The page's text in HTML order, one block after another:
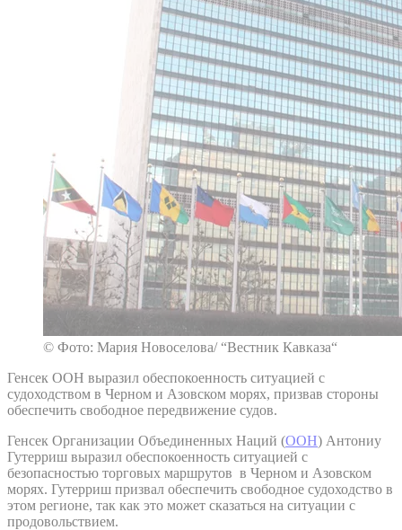
© Фото: Мария Новоселова/ “Вестник Кавказа“
Генсек ООН выразил обеспокоенность ситуацией с
судоходством в Черном и Азовском морях, призвав стороны
обеспечить свободное передвижение судов.
Генсек Организации Объединенных Наций (ООН) Антониу
Гутерриш выразил обеспокоенность ситуацией с
безопасностью торговых маршрутов в Черном и Азовском
морях. Гутерриш призвал обеспечить свободное судоходство в
этом регионе, так как это может сказаться на ситуации с
продовольствием.